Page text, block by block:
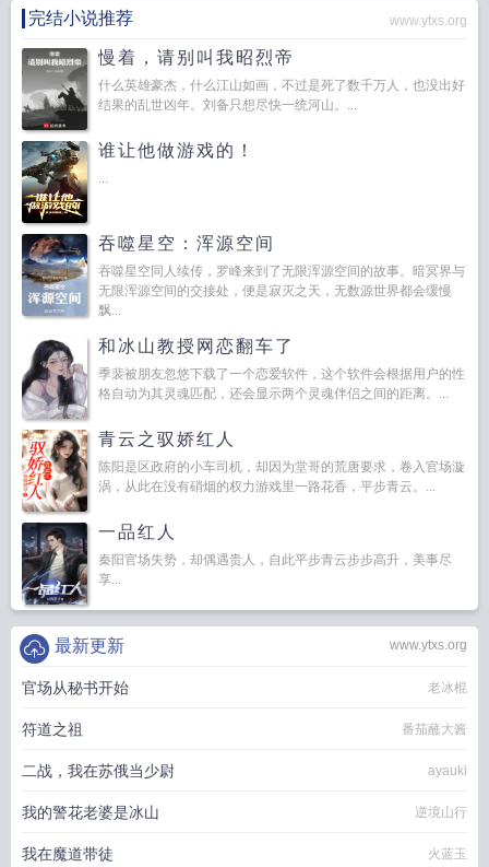
完结小说推荐 www.ytxs.org
慢着，请别叫我昭烈帝
什么英雄豪杰，什么江山如画，不过是死了数千万人，也没出好
结果的乱世凶年。刘备只想尽快一统河山。...
谁让他做游戏的！
...
吞噬星空：浑源空间
吞噬星空同人续传，罗峰来到了无限浑源空间的故事。暗冥界与
无限浑源空间的交接处，便是寂灭之天，无数源世界都会缓慢
飘...
和冰山教授网恋翻车了
季裴被朋友忽悠下载了一个恋爱软件，这个软件会根据用户的性
格自动为其灵魂匹配，还会显示两个灵魂伴侣之间的距离。...
青云之驭娇红人
陈阳是区政府的小车司机，却因为堂哥的荒唐要求，卷入官场漩
涡，从此在没有硝烟的权力游戏里一路花香，平步青云。...
一品红人
秦阳官场失势，却偶遇贵人，自此平步青云步步高升，美事尽
享...
www.ytxs.org
最新更新
官场从秘书开始 老冰棍
符道之祖 番茄蘸大酱
二战，我在苏俄当少尉 ayauki
我的警花老婆是冰山 逆境山行
我在魔道带徒 火蓝玉